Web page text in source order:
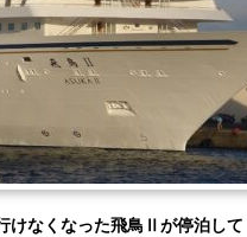
けなくなった飛鳥Ⅱが停泊して